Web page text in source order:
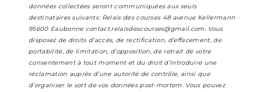
données collectées seront communiquées aux seuls
destinataires suivants: Relais des courses 48 avenue Kellermann
95600 Eaubonne contact.relaisdescourses@gmail.com. Vous
disposez de droits d’accès, de rectification, d’effacement, de
portabilité, de limitation, d’opposition, de retrait de votre
consentement à tout moment et du droit d’introduire une
réclamation auprès d’une autorité de contrôle, ainsi que
d’organiser le sort de vos données post-mortem. Vous pouvez